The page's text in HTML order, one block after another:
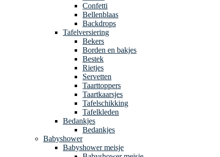
Confetti
Bellenblaas
Backdrops
Tafelversiering
Bekers
Borden en bakjes
Bestek
Rietjes
Servetten
Taarttoppers
Taartkaarsjes
Tafelschikking
Tafelkleden
Bedankjes
Bedankjes
Babyshower
Babyshower meisje